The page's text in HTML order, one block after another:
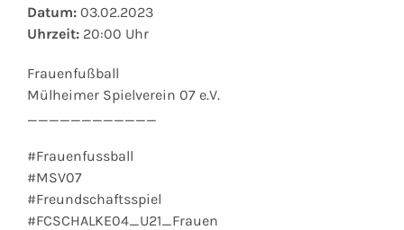
Datum:03.02.2023
Uhrzeit:20:00 Uhr
Frauenfußball
Mülheimer Spielverein 07 e.V.
____________
#Frauenfussball
#MSV07
#Freundschaftsspiel
#FCSCHALKE04_U21_Frauen